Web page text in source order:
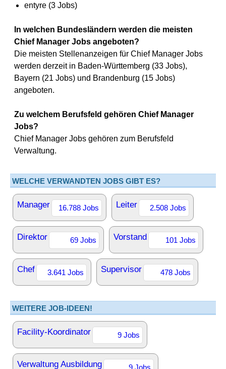
entyre (3 Jobs)
In welchen Bundesländern werden die meisten
Chief Manager Jobs angeboten?
Die meisten Stellenanzeigen für Chief Manager Jobs
werden derzeit in Baden-Württemberg (33 Jobs),
Bayern (21 Jobs) und Brandenburg (15 Jobs)
angeboten.
Zu welchem Berufsfeld gehören Chief Manager
Jobs?
Chief Manager Jobs gehören zum Berufsfeld
Verwaltung.
WELCHE VERWANDTEN JOBS GIBT ES?
Manager 16.788 Jobs Leiter 2.508 Jobs
Direktor 69 Jobs Vorstand 101 Jobs
Chef 3.641 Jobs Supervisor 478 Jobs
WEITERE JOB-IDEEN!
Facility-Koordinator 9 Jobs
Verwaltung Ausbildung 9 Jobs